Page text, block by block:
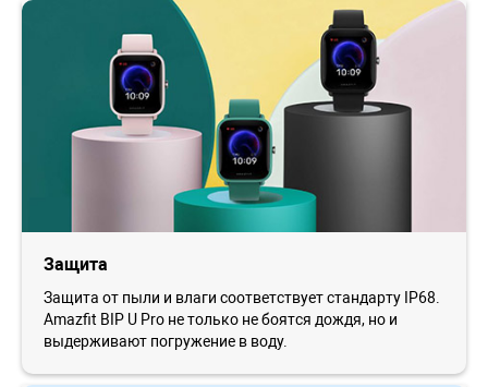
Защита
Защита от пыли и влаги соответствует стандарту IP68.
Amazfit BIP U Pro не только не боятся дождя, но и
выдерживают погружение в воду.